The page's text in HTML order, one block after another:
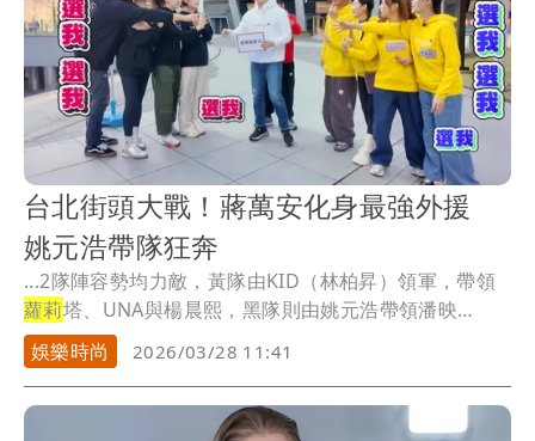
台北街頭大戰！蔣萬安化身最強外援
姚元浩帶隊狂奔
...2隊陣容勢均力敵，黃隊由KID（林柏昇）領軍，帶領
蘿莉塔、UNA與楊晨熙，黑隊則由姚元浩帶領潘映
竹、...
娛樂時尚 2026/03/28 11:41